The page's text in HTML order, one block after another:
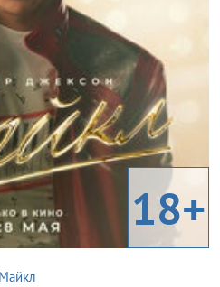
18+
Майкл